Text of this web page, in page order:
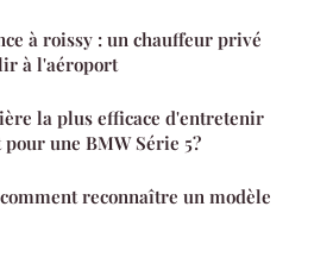
à roissy : un chauffeur privé
à l'aéroport
la plus efficace d'entretenir
une BMW Série 5?
reconnaître un modèle